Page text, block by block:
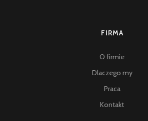
FIRMA
O firmie
Dlaczego my
Praca
Kontakt